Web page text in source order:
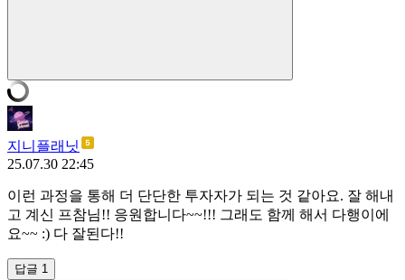
지니플래닛
25.07.30 22:45
이런 과정을 통해 더 단단한 투자자가 되는 것 같아요. 잘 해내
고 계신 프참님!! 응원합니다~~!!! 그래도 함께 해서 다행이에
요~~ :) 다 잘된다!!
답글 1